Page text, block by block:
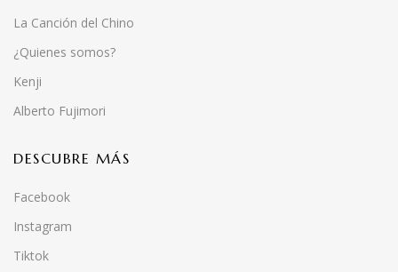
La Canción del Chino
¿Quienes somos?
Kenji
Alberto Fujimori
DESCUBRE MÁS
Facebook
Instagram
Tiktok